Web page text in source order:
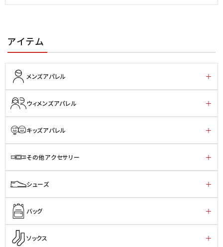
アイテム
メンズアパレル
ウィメンズアパレル
キッズアパレル
その他アクセサリー
シューズ
バッグ
ソックス